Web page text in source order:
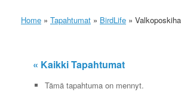
Home » Tapahtumat » BirdLife »
« Kaikki Tapahtumat
Tämä tapahtuma on mennyt.